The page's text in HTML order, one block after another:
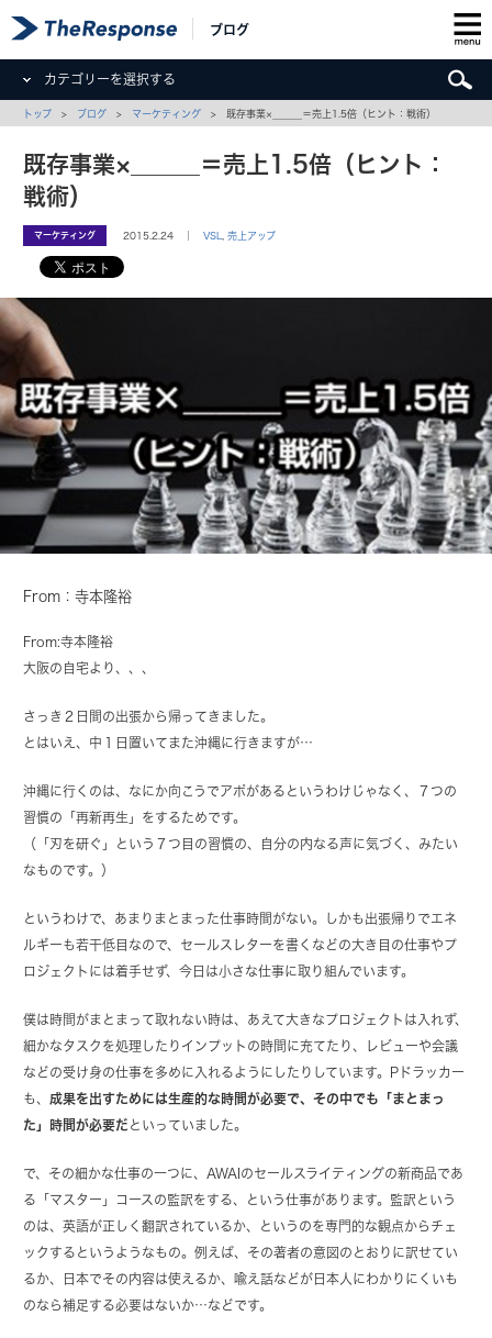
ブログ
カテゴリーを選択する
トップ > ブログ > マーケティング > 既存事業×＿＿＿＝売上1.5倍（ヒント：戦術）
既存事業×＿＿＿＝売上1.5倍（ヒント：
戦術）
マーケティング 2015.2.24 ｜VSL ,売上アップ
From：寺本隆裕
From:寺本隆裕
大阪の自宅より、、、
さっき２日間の出張から帰ってきました。
とはいえ、中１日置いてまた沖縄に行きますが…
沖縄に行くのは、なにか向こうでアポがあるというわけじゃなく、７つの
習慣の「再新再生」をするためです。
（「刃を研ぐ」という７つ目の習慣の、自分の内なる声に気づく、みたい
なものです。）
というわけで、あまりまとまった仕事時間がない。しかも出張帰りでエネ
ルギーも若干低目なので、セールスレターを書くなどの大き目の仕事やプ
ロジェクトには着手せず、今日は小さな仕事に取り組んでいます。
僕は時間がまとまって取れない時は、あえて大きなプロジェクトは入れず、
細かなタスクを処理したりインプットの時間に充てたり、レビューや会議
などの受け身の仕事を多めに入れるようにしたりしています。Pドラッカー
も、 成果を出すためには生産的な時間が必要で、その中でも「まとまっ
た」時間が必要だ といっていました。
で、その細かな仕事の一つに、AWAIのセールスライティングの新商品であ
る「マスター」コースの監訳をする、という仕事があります。監訳という
のは、英語が正しく翻訳されているか、というのを専門的な観点からチェ
ックするというようなもの。例えば、その著者の意図のとおりに訳せてい
るか、日本でその内容は使えるか、喩え話などが日本人にわかりにくいも
のなら補足する必要はないか…などです。